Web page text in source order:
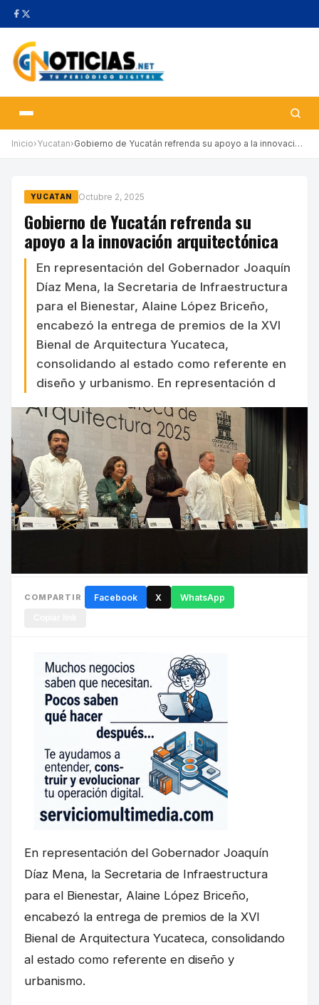
Inicio›Yucatan› Gobierno de Yucatán refrenda su apoyo a la innovación arquitectó…
YUCATAN Octubre 2, 2025
Gobierno de Yucatán refrenda su
apoyo a la innovación arquitectónica
En representación del Gobernador Joaquín
Díaz Mena, la Secretaria de Infraestructura
para el Bienestar, Alaine López Briceño,
encabezó la entrega de premios de la XVI
Bienal de Arquitectura Yucateca,
consolidando al estado como referente en
diseño y urbanismo. En representación d
COMPARTIR Facebook X WhatsApp
En representación del Gobernador Joaquín
Díaz Mena, la Secretaria de Infraestructura
para el Bienestar, Alaine López Briceño,
encabezó la entrega de premios de la XVI
Bienal de Arquitectura Yucateca, consolidando
al estado como referente en diseño y
urbanismo.